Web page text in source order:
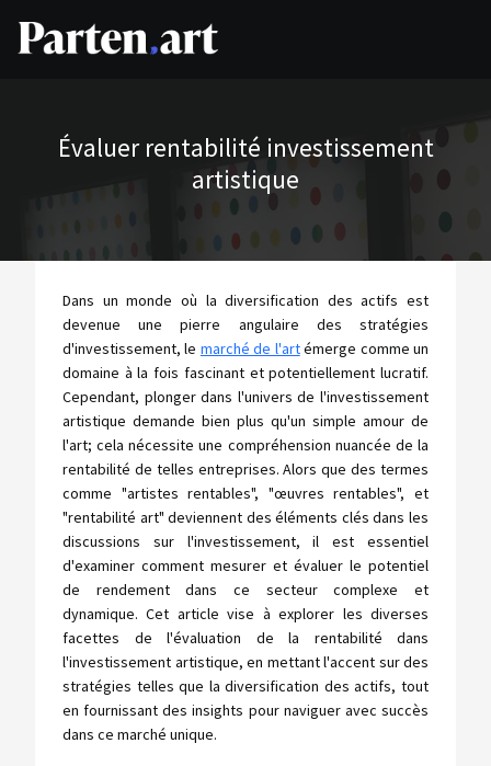
Évaluer rentabilité investissement
artistique
Dans un monde où la diversification des actifs est
devenue une pierre angulaire des stratégies
d'investissement, le marché de l'artémerge comme un
domaine à la fois fascinant et potentiellement lucratif.
Cependant, plonger dans l'univers de l'investissement
artistique demande bien plus qu'un simple amour de
l'art; cela nécessite une compréhension nuancée de la
rentabilité de telles entreprises. Alors que des termes
comme "artistes rentables", "œuvres rentables", et
"rentabilité art" deviennent des éléments clés dans les
discussions sur l'investissement, il est essentiel
d'examiner comment mesurer et évaluer le potentiel
de rendement dans ce secteur complexe et
dynamique. Cet article vise à explorer les diverses
facettes de l'évaluation de la rentabilité dans
l'investissement artistique, en mettant l'accent sur des
stratégies telles que la diversification des actifs, tout
en fournissant des insights pour naviguer avec succès
dans ce marché unique.